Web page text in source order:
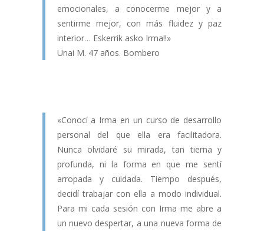
emocionales, a conocerme mejor y a
sentirme mejor, con más fluidez y paz
interior… Eskerrik asko Irma!!»
Unai M. 47 años. Bombero
«Conocí a Irma en un curso de desarrollo
personal del que ella era facilitadora.
Nunca olvidaré su mirada, tan tierna y
profunda, ni la forma en que me sentí
arropada y cuidada. Tiempo después,
decidí trabajar con ella a modo individual.
Para mi cada sesión con Irma me abre a
un nuevo despertar, a una nueva forma de